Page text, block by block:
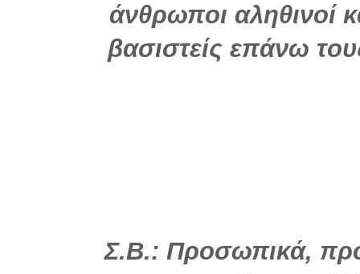
άνθρωποι αληθινοί
βασιστείς επάνω
Σ.Β.: Προσωπικά,